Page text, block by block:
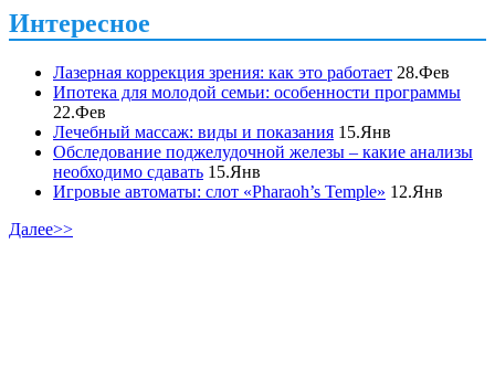
Интересное
Лазерная коррекция зрения: как это работает 28.Фев
Ипотека для молодой семьи: особенности программы
22.Фев
Лечебный массаж: виды и показания 15.Янв
Обследование поджелудочной железы – какие анализы
необходимо сдавать 15.Янв
Игровые автоматы: слот «Pharaoh’s Temple» 12.Янв
Далее>>